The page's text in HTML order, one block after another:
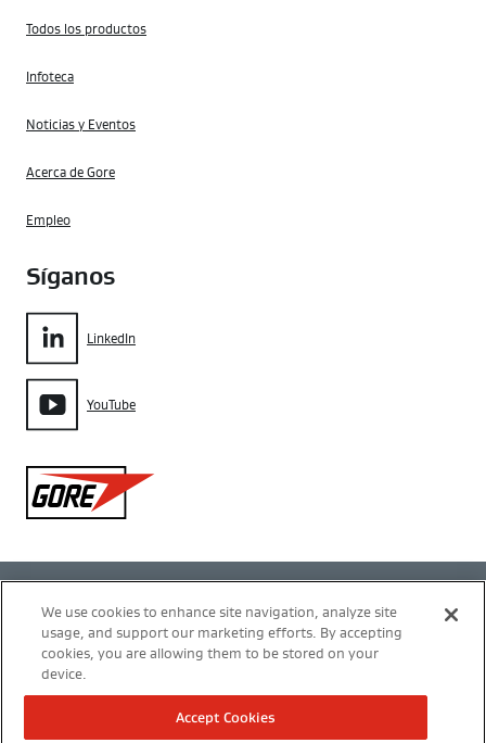
Todos los productos
Infoteca
Noticias y Eventos
Acerca de Gore
Empleo
Síganos
LinkedIn
YouTube
Gore
Política de privacidad
Configuración de cookies
Términos de uso
We use cookies to enhance site navigation, analyze site
usage, and support our marketing efforts. By accepting
cookies, you are allowing them to be stored on your
device.
Accept Cookies